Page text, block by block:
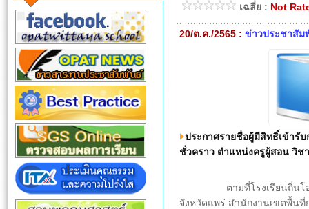
เฉลี่ย : Not
20/ต.ค./2565 : ข่าวประชาสัม
ประกาศรายชื่อผู้มีสิทธิ์เข้ารับ
ชั่วคราว ตำแหน่งครูผู้สอน วิช
ตามที่โรงเรียนถิ่นโอภา
จังหวัดแพร่ สำนักงานเขตพื้น